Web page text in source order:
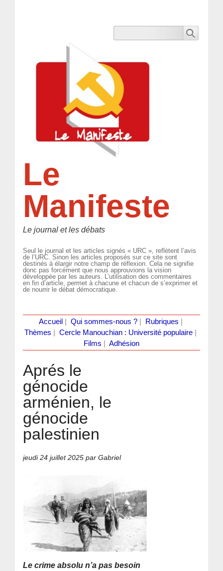
Le
Manifeste
Le journal et les débats
Seul le journal et les articles signés « URC », reflètent l’avis
de l’URC. Sinon les articles proposés sur ce site sont
destinés à élargir notre champ de réflexion. Cela ne signifie
donc pas forcément que nous approuvions la vision
développée par les auteurs. L’utilisation des commentaires
en fin d’article, permet à chacune et chacun de s’exprimer et
de nourrir le débat démocratique.
Accueil Qui sommes-nous ?| Rubriques
Thèmes
Cercle Manouchian : Université populaire
Films
Adhésion
Aprés le
génocide
arménien, le
génocide
palestinien
jeudi 24 juillet 2025 par Gabriel
Le crime absolu n’a pas besoin